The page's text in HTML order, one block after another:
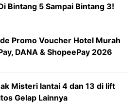
Bintang 5 Sampai Bintang 3!
Promo Voucher Hotel Murah
DANA & ShopeePay 2026
Misteri lantai 4 dan 13 di lift
Gelap Lainnya